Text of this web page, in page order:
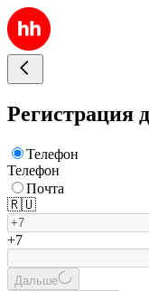
Регистрация
Телефон
Телефон
Почта
🇷🇺
+7
Дальше